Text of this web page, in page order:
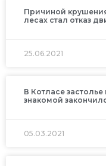
Причиной
лесах стал отказ
25.06.2021
В Котласе
знакомой
05.03.2021